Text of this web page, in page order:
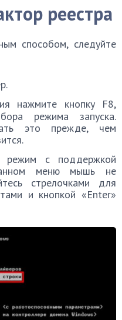
реестра
способом, следуйте
нажмите кнопку F8,
режима запуска.
это прежде, чем
режим с поддержкой
меню мышь не
стрелочками для
и кнопкой «Enter»